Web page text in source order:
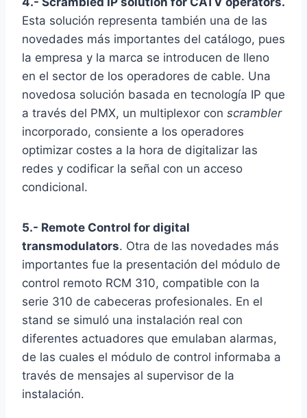
Esta solución representa también una de las
novedades más importantes del catálogo, pues
la empresa y la marca se introducen de lleno
en el sector de los operadores de cable. Una
novedosa solución basada en tecnología IP que
a través del PMX, un multiplexor con scrambler
incorporado, consiente a los operadores
optimizar costes a la hora de digitalizar las
redes y codificar la señal con un acceso
condicional.
5.- Remote Control for digital
transmodulators. Otra de las novedades más
importantes fue la presentación del módulo de
control remoto RCM 310, compatible con la
serie 310 de cabeceras profesionales. En el
stand se simuló una instalación real con
diferentes actuadores que emulaban alarmas,
de las cuales el módulo de control informaba a
través de mensajes al supervisor de la
instalación.